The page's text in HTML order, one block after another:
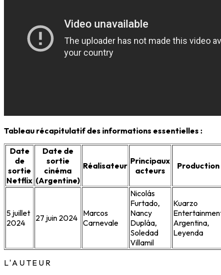
Tableau récapitulatif des informations essentielles :
Date
de
sortie
Netflix
Date de
sortie
cinéma
(Argentine)
Réalisateur Principaux
acteurs
Production
5 juillet
2024
27 juin 2024 Marcos
Carnevale
Nicolás
Furtado,
Nancy
Dupláa,
Soledad
Villamil
Kuarzo
Argentina,
Leyenda
L'AUTEUR